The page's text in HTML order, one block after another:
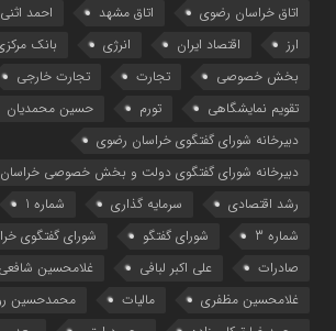
اتاق خراسان رضوی
اتاق مشهد
احمد
ارز
اقتصاد ایران انرژی
بانک
بخش خصوصی
تجارت تجارت خارجی
تقویم نمایشگاهی
تورم
حسین محمدیان
دبیرخانه شورای گفتگوی خراسان رضوی
دبیرخانه شورای گفتگوی دولت و بخش خصوصی
رشد اقتصادی
سرمایه گذاری شماره 1
شماره 3
شورای گفتگو
شورای گفتگوی
صادرات
علی اکبر لبافی
غلامحسین شافعی
غلامحسین مظفری
مالیات
محمدحسین